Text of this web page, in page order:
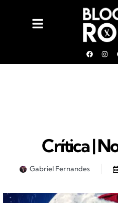
Crítica |
Gabriel Fernandes